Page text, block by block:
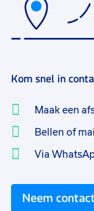
Kom snel in
Maak een
Bellen of
Via
Neem